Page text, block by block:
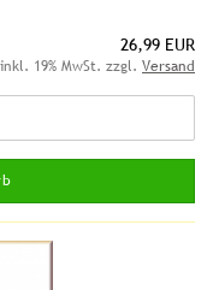
26,99 EUR
inkl. 19% MwSt. zzgl. Versand